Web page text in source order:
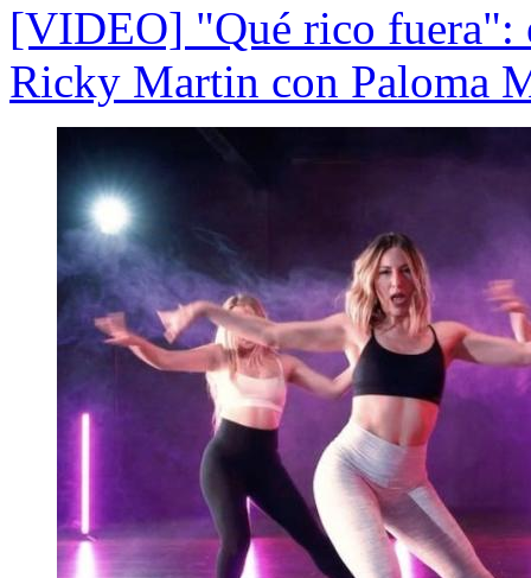
[VIDEO] "Qué rico fuera":
Ricky Martin con Paloma